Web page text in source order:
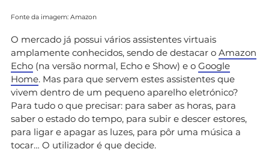
Fonte da imagem: Amazon
O mercado já possui vários assistentes virtuais
amplamente conhecidos, sendo de destacar o Amazon
Echo (na versão normal, Echo e Show) e o Google
Home. Mas para que servem estes assistentes que
vivem dentro de um pequeno aparelho eletrónico?
Para tudo o que precisar: para saber as horas, para
saber o estado do tempo, para subir e descer estores,
para ligar e apagar as luzes, para pôr uma música a
tocar… O utilizador é que decide.